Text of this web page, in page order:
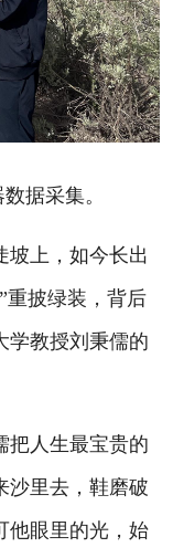
据采集。
上，如今长出
重披绿装，背后
学教授刘秉儒的
人生最宝贵的
沙里去，鞋磨破
他眼里的光，始